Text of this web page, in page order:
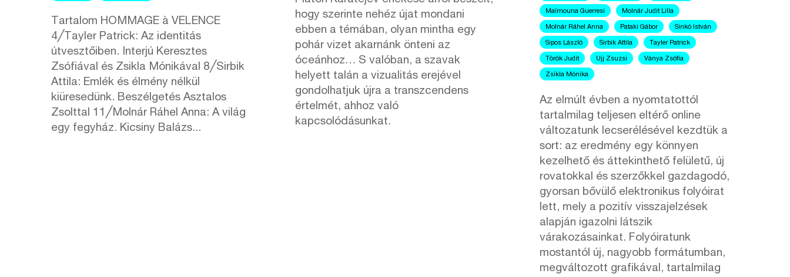
Tartalom HOMMAGE à VELENCE
4╱Tayler Patrick: Az identitás
útvesztőiben. Interjú Keresztes
Zsófiával és Zsikla Mónikával 8╱Sirbik
Attila: Emlék és élmény nélkül
kiüresedünk. Beszélgetés Asztalos
Zsolttal 11╱Molnár Ráhel Anna: A világ
egy fegyház. Kicsiny Balázs...
hogy szerinte nehéz újat mondani
ebben a témában, olyan mintha egy
pohár vizet akarnánk önteni az
óceánhoz… S valóban, a szavak
helyett talán a vizualitás erejével
gondolhatjuk újra a transzcendens
értelmét, ahhoz való
kapcsolódásunkat.
Maïmouna Guerresi Molnár Judit Lilla
Molnár Ráhel Anna Pataki Gábor Sinkó István
Sipos László Sirbik Attila Tayler Patrick
Török Judit Ujj Zsuzsi Ványa Zsófia
Zsikla Mónika
Az elmúlt évben a nyomtatottól
tartalmilag teljesen eltérő online
változatunk lecserélésével kezdtük a
sort: az eredmény egy könnyen
kezelhető és áttekinthető felületű, új
rovatokkal és szerzőkkel gazdagodó,
gyorsan bővülő elektronikus folyóirat
lett, mely a pozitív visszajelzések
alapján igazolni látszik
várakozásainkat. Folyóiratunk
mostantól új, nagyobb formátumban,
megváltozott grafikával, tartalmilag